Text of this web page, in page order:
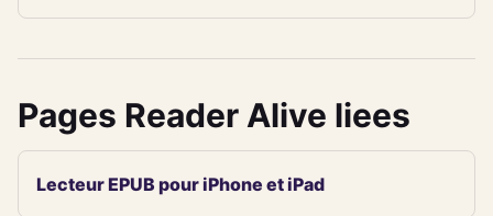
Pages Reader Alive liees
Lecteur EPUB pour iPhone et iPad